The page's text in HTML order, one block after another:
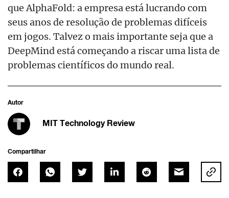
que AlphaFold: a empresa está lucrando com
seus anos de resolução de problemas difíceis
em jogos. Talvez o mais importante seja que a
DeepMind está começando a riscar uma lista de
problemas científicos do mundo real.
Autor
MIT Technology Review
Compartilhar